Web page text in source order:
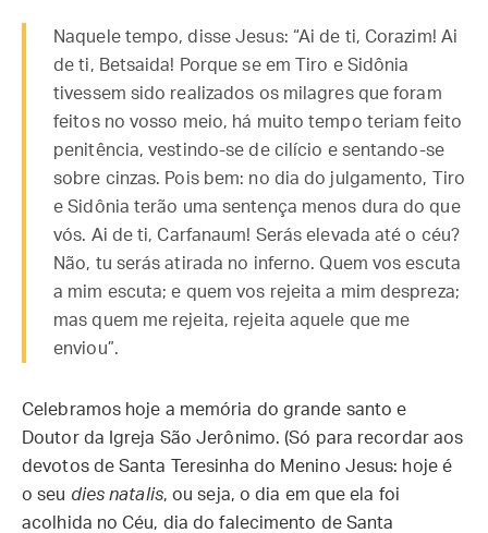
Naquele tempo, disse Jesus: “Ai de ti, Corazim! Ai
de ti, Betsaida! Porque se em Tiro e Sidônia
tivessem sido realizados os milagres que foram
feitos no vosso meio, há muito tempo teriam feito
penitência, vestindo-se de cilício e sentando-se
sobre cinzas. Pois bem: no dia do julgamento, Tiro
e Sidônia terão uma sentença menos dura do que
vós. Ai de ti, Carfanaum! Serás elevada até o céu?
Não, tu serás atirada no inferno. Quem vos escuta
a mim escuta; e quem vos rejeita a mim despreza;
mas quem me rejeita, rejeita aquele que me
enviou”.
Celebramos hoje a memória do grande santo e
Doutor da Igreja São Jerônimo. (Só para recordar aos
devotos de Santa Teresinha do Menino Jesus: hoje é
o seu dies natalis, ou seja, o dia em que ela foi
acolhida no Céu, dia do falecimento de Santa